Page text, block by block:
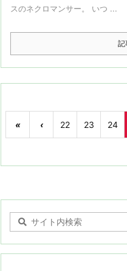
スのネクロマンサー。 いつ ...
記
« ‹ 22 23 24